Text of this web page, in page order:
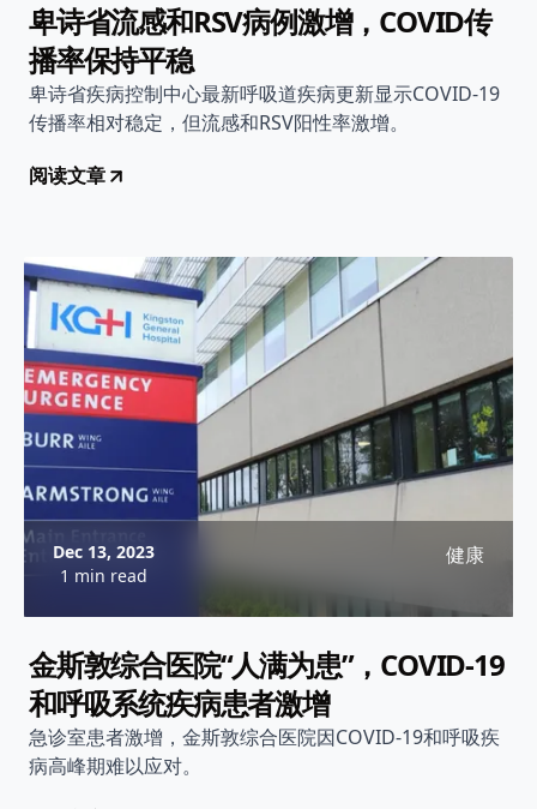
卑诗省流感和RSV病例激增，COVID传
播率保持平稳
卑诗省疾病控制中心最新呼吸道疾病更新显示COVID-19
传播率相对稳定，但流感和RSV阳性率激增。
阅读文章
Dec 13, 2023
1 min read
健康
金斯敦综合医院“人满为患”，COVID-19
和呼吸系统疾病患者激增
急诊室患者激增，金斯敦综合医院因COVID-19和呼吸疾
病高峰期难以应对。